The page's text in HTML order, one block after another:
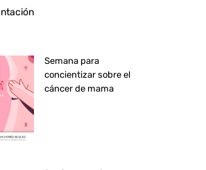
Semana para
concientizar sobre el
cáncer de mama